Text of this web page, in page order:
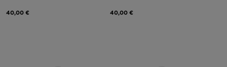
40,00 € 40,00 €